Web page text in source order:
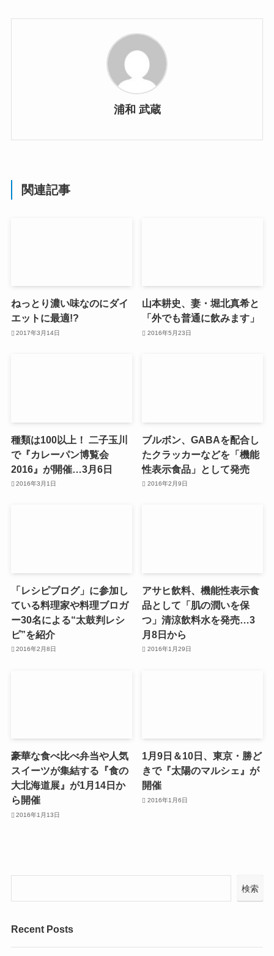
浦和 武蔵
関連記事
ねっとり濃い味なのにダイ
エットに最適!?
2017年3月14日
山本耕史、妻・堀北真希と
「外でも普通に飲みます」
2016年5月23日
種類は100以上！ 二子玉川
で『カレーパン博覧会
2016』が開催…3月6日
2016年3月1日
ブルボン、GABAを配合し
たクラッカーなどを「機能
性表示食品」として発売
2016年2月9日
「レシピブログ」に参加し
ている料理家や料理ブロガ
ー30名による“太鼓判レシ
ピ”を紹介
2016年2月8日
アサヒ飲料、機能性表示食
品として「肌の潤いを保
つ」清涼飲料水を発売…3
月8日から
2016年1月29日
豪華な食べ比べ弁当や人気
スイーツが集結する『食の
大北海道展』が1月14日か
ら開催
2016年1月13日
1月9日＆10日、東京・勝ど
きで『太陽のマルシェ』が
開催
2016年1月6日
検索
Recent Posts